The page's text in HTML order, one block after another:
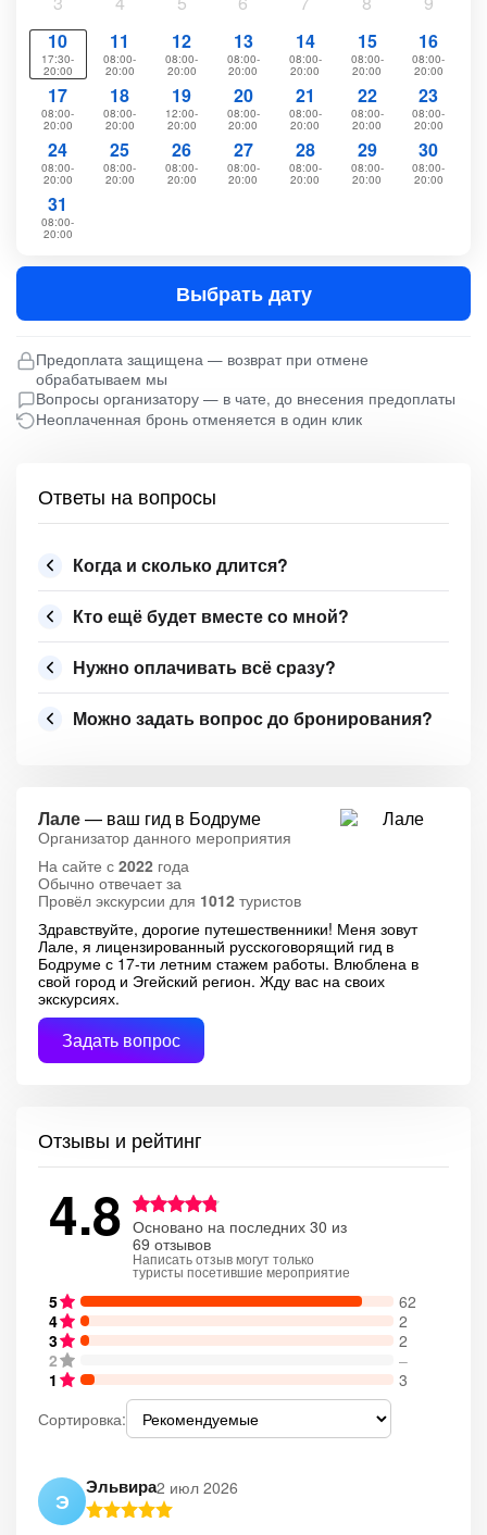
10
17:30-
20:00
11
08:00-
20:00
12
08:00-
20:00
13
08:00-
20:00
14
08:00-
20:00
15
08:00-
20:00
16
08:00-
20:00
17
08:00-
20:00
18
08:00-
20:00
19
12:00-
20:00
20
08:00-
20:00
21
08:00-
20:00
22
08:00-
20:00
23
08:00-
20:00
24
08:00-
20:00
25
08:00-
20:00
26
08:00-
20:00
27
08:00-
20:00
28
08:00-
20:00
29
08:00-
20:00
30
08:00-
20:00
31
08:00-
20:00
Выбрать дату
Предоплата защищена — возврат при отмене
обрабатываем мы
Вопросы организатору — в чате, до внесения предоплаты
Неоплаченная бронь отменяется в один клик
Ответы на вопросы
Когда и сколько длится?
Кто ещё будет вместе со мной?
Нужно оплачивать всё сразу?
Можно задать вопрос до бронирования?
Лале— ваш гид в Бодруме
Организатор данного мероприятия
На сайте с 2022 года
Обычно отвечает за
Провёл экскурсии для 1012 туристов
Здравствуйте, дорогие путешественники! Меня зовут
Лале, я лицензированный русскоговорящий гид в
Бодруме с 17-ти летним стажем работы. Влюблена в
свой город и Эгейский регион. Жду вас на своих
экскурсиях.
Задать вопрос
Отзывы и рейтинг
4.8 Основано на последних 30 из
69 отзывов
Написать отзыв могут только
туристы посетившие мероприятие
5
62
4
2
3
2
2
–
1
3
Сортировка:
Э
Эльвира2 июл 2026